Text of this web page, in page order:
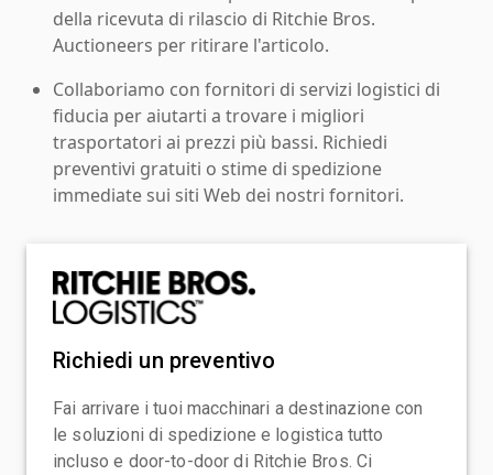
della ricevuta di rilascio di Ritchie Bros.
Auctioneers per ritirare l'articolo.
Collaboriamo con fornitori di servizi logistici di
fiducia per aiutarti a trovare i migliori
trasportatori ai prezzi più bassi. Richiedi
preventivi gratuiti o stime di spedizione
immediate sui siti Web dei nostri fornitori.
Richiedi un preventivo
Fai arrivare i tuoi macchinari a destinazione con
le soluzioni di spedizione e logistica tutto
incluso e door-to-door di Ritchie Bros. Ci